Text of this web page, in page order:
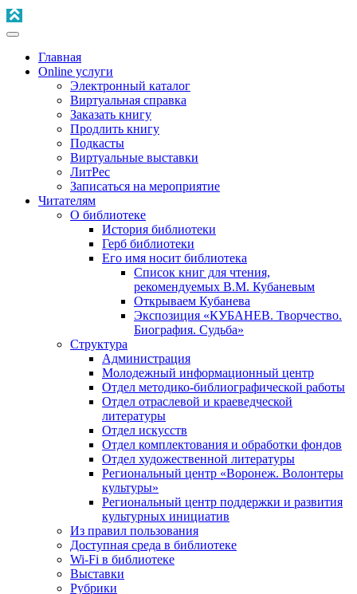
Главная
Online услуги
Электронный каталог
Виртуальная справка
Заказать книгу
Продлить книгу
Подкасты
Виртуальные выставки
ЛитРес
Записаться на мероприятие
Читателям
О библиотеке
История библиотеки
Герб библиотеки
Его имя носит библиотека
Список книг для чтения,
рекомендуемых В.М. Кубаневым
Открываем Кубанева
Экспозиция «КУБАНЕВ. Творчество.
Биография. Судьба»
Структура
Администрация
Молодежный информационный центр
Отдел методико-библиографической работы
Отдел отраслевой и краеведческой
литературы
Отдел искусств
Отдел комплектования и обработки фондов
Отдел художественной литературы
Региональный центр «Воронеж. Волонтеры
культуры»
Региональный центр поддержки и развития
культурных инициатив
Из правил пользования
Доступная среда в библиотеке
Wi-Fi в библиотеке
Выставки
Рубрики